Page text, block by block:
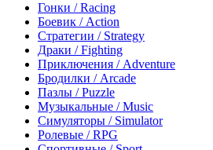
Гонки / Racing
Боевик / Action
Стратегии / Strategy
Драки / Fighting
Приключения / Adventure
Бродилки / Arcade
Пазлы / Puzzle
Музыкальные / Music
Симуляторы / Simulator
Ролевые / RPG